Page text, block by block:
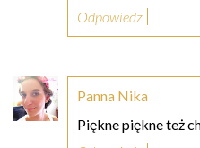
Odpowiedz
Panna Nika
Piękne piękne też